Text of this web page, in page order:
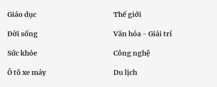
Giáo dục Thế giới
Đời sống Văn hóa - Giải trí
Sức khỏe Công nghệ
Ô tô xe máy Du lịch